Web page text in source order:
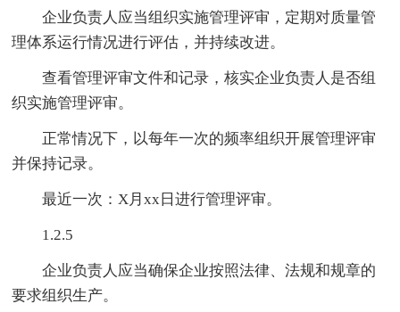
企业负责人应当组织实施管理评审，定期对质量管
理体系运行情况进行评估，并持续改进。
查看管理评审文件和记录，核实企业负责人是否组
织实施管理评审。
正常情况下，以每年一次的频率组织开展管理评审
并保持记录。
最近一次：X月xx日进行管理评审。
1.2.5
企业负责人应当确保企业按照法律、法规和规章的
要求组织生产。